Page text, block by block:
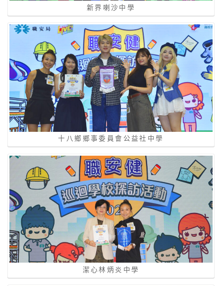
新界喇沙中學
十八鄉鄉事委員會公益社中學
潔心林炳炎中學